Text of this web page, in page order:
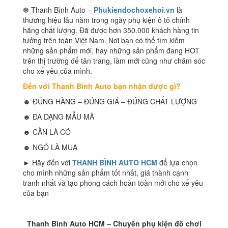
❆ Thanh Bình Auto – Phukiendochoxehoi.vn là
thương hiệu lâu năm trong ngày phụ kiện ô tô chính
hãng chất lượng. Đã được hơn 350.000 khách hàng tin
tưởng trên toàn Việt Nam. Nơi bạn có thể tìm kiếm
những sản phẩm mới, hay những sản phẩm đang HOT
trên thị trường để tân trang, làm mới cũng như chăm sóc
cho xế yêu của mình.
Đến với Thanh Bình Auto bạn nhận được gì?
☻ ĐÚNG HÀNG – ĐÚNG GIÁ – ĐÚNG CHẤT LƯỢNG
☻ ĐA DẠNG MẪU MÃ
☻ CẦN LÀ CÓ
☻ NGÓ LÀ MUA
► Hãy đến với THANH BÌNH AUTO HCM để lựa chọn
cho mình những sản phẩm tốt nhất, giá thành cạnh
tranh nhất và tạo phong cách hoàn toàn mới cho xế yêu
của bạn
Thanh Bình Auto HCM – Chuyên phụ kiện đồ chơi